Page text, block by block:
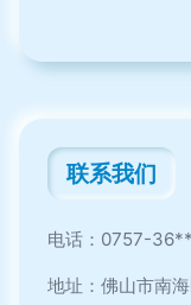
联系我们
电话：0757-36**
地址：佛山市南